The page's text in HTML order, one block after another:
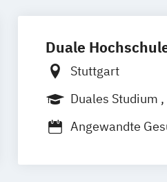
Duale
Stuttgart
Duales Studium
Angewandte
BWL-